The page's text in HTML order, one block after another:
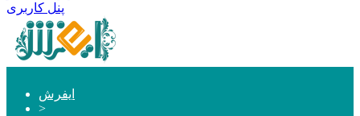
پنل کاربری
ایفرش
>